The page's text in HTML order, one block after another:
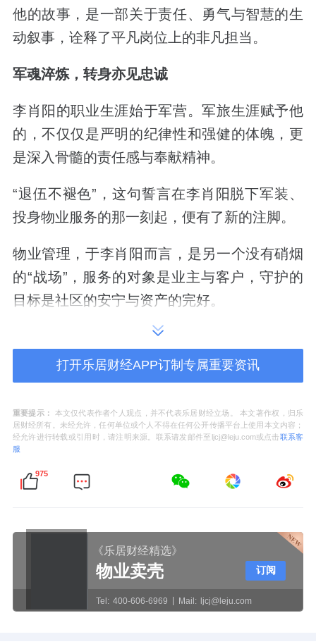
他的故事，是一部关于责任、勇气与智慧的生
动叙事，诠释了平凡岗位上的非凡担当。
军魂淬炼，转身亦见忠诚
李肖阳的职业生涯始于军营。军旅生涯赋予他
的，不仅仅是严明的纪律性和强健的体魄，更
是深入骨髓的责任感与奉献精神。
“退伍不褪色”，这句誓言在李肖阳脱下军装、
投身物业服务的那一刻起，便有了新的注脚。
物业管理，于李肖阳而言，是另一个没有硝烟
的“战场”，服务的对象是业主与客户，守护的
目标是社区的安宁与资产的完好。
近19年来，李肖阳将部队里形成的令行禁止、
未雨绸缪、团队协作的作风，深深植入物业管
理的每一个环节。
这种独特的背景，使李肖阳在面对庞大复杂的
项目运营时，总能展现出超乎寻常的组织能力
和危机处理意识。
2021年7月，一场历史罕见的特大暴雨袭击郑
州。而位于灾区的郑州郑地美景东望项目，面
临着严峻考验。
打开乐居财经APP订制专属重要资讯
重要提示：
本文仅代表作者个人观点，并不代表乐居财经立场。 本文著作权，归乐
居财经所有。未经允许，任何单位或个人不得在任何公开传播平台上使用本文内容；
经允许进行转载或引用时，请注明来源。联系请发邮件至ljcj@leju.com或点击联系客
服
975
《乐居财经精选》
物业卖壳
Tel: 400-606-6969 Mail: ljcj@leju.com
订阅